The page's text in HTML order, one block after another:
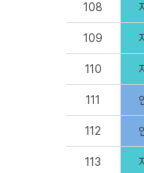
108
109
110
111
112
113